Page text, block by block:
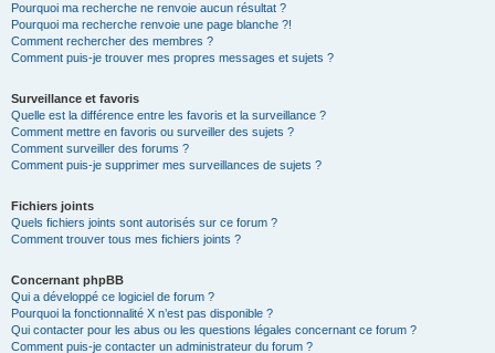
Pourquoi ma recherche ne renvoie aucun résultat ?
Pourquoi ma recherche renvoie une page blanche ?!
Comment rechercher des membres ?
Comment puis-je trouver mes propres messages et sujets ?
Surveillance et favoris
Quelle est la différence entre les favoris et la surveillance ?
Comment mettre en favoris ou surveiller des sujets ?
Comment surveiller des forums ?
Comment puis-je supprimer mes surveillances de sujets ?
Fichiers joints
Quels fichiers joints sont autorisés sur ce forum ?
Comment trouver tous mes fichiers joints ?
Concernant phpBB
Qui a développé ce logiciel de forum ?
Pourquoi la fonctionnalité X n’est pas disponible ?
Qui contacter pour les abus ou les questions légales concernant ce forum ?
Comment puis-je contacter un administrateur du forum ?